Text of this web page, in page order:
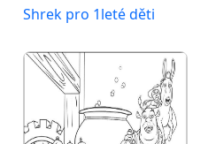
Shrek pro 1leté děti